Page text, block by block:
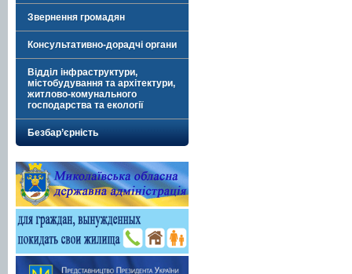
Звернення громадян
Консультативно-дорадчі органи
Відділ інфраструктури,
містобудування та архітектури,
житлово-комунального
господарства та екології
Безбар’єрність